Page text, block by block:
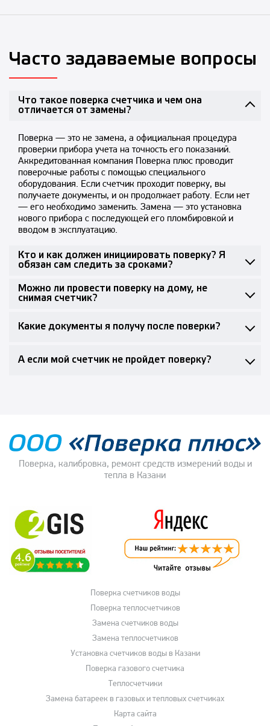
Часто задаваемые вопросы
Что такое поверка счетчика и чем она
отличается от замены?
Поверка — это не замена, а официальная процедура
проверки прибора учета на точность его показаний.
Аккредитованная компания Поверка плюс проводит
поверочные работы с помощью специального
оборудования. Если счетчик проходит поверку, вы
получаете документы, и он продолжает работу. Если нет
— его необходимо заменить. Замена — это установка
нового прибора с последующей его пломбировкой и
вводом в эксплуатацию.
Кто и как должен инициировать поверку? Я
обязан сам следить за сроками?
Можно ли провести поверку на дому, не
снимая счетчик?
Какие документы я получу после поверки?
А если мой счетчик не пройдет поверку?
Поверка, калибровка, ремонт средств измерений воды и
тепла в Казани
Поверка счетчиков воды
Поверка теплосчетчиков
Замена счетчиков воды
Замена теплосчетчиков
Установка счетчиков воды в Казани
Поверка газового счетчика
Теплосчетчики
Замена батареек в газовых и тепловых счетчиках
Карта сайта